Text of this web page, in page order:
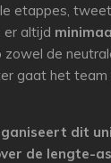
etappes,
er altijd
zowel de
gaat het
dit
de lengte-